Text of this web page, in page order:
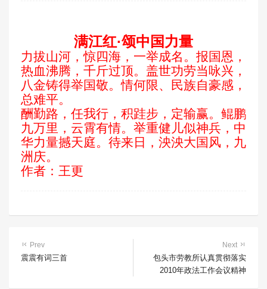
满江红·颂中国力量
力拔山河，惊四海，一举成名。报国恩，
热血沸腾，千斤过顶。盖世功劳当咏兴，
八金铸得举国敬。情何限、民族自豪感，
总难平。
酬勤路，任我行，积跬步，定输赢。鲲鹏
九万里，云霄有情。举重健儿似神兵，中
华力量撼天庭。待来日，泱泱大国风，九
洲庆。
作者：王更
Prev
震震有词三首
Next
包头市劳教所认真贯彻落实
2010年政法工作会议精神